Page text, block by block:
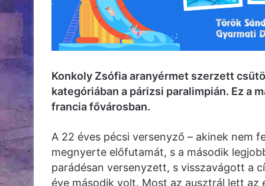
Konkoly Zsófia aranyérmet szerzett
kategóriában a párizsi paralimpián. Ez a
francia fővárosban.
A 22 éves pécsi versenyző – akinek nem
megnyerte előfutamát, s a második
parádésan versenyzett, s visszavágott a
éve második volt. Most az ausztrál lett az